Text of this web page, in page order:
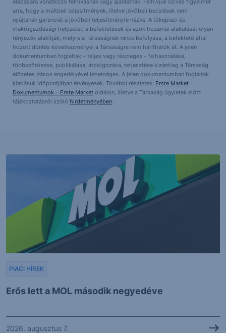
eladására vonatkozó felhívásnak vagy ajánlatnak. Felhívjuk szíves figyelmét
arra, hogy a múltbeli teljesítmények, illetve jövőbeli becslések nem
nyújtanak garanciát a jövőbeli teljesítményre nézve. A tőkepiaci és
makrogazdasági helyzetet, a befektetések és azok hozamai alakulását olyan
tényezők alakítják, melyre a Társaságnak nincs befolyása, a befektető által
hozott döntés következményei a Társaságra nem háríthatók át. A jelen
dokumentumban foglaltak – teljes vagy részleges – felhasználása,
többszörözése, publikálása, átdolgozása, terjesztése kizárólag a Társaság
előzetes írásos engedélyével lehetséges. A jelen dokumentumban foglaltak
kiadásuk időpontjában érvényesek. További részletek: Erste Market
Dokumentumok – Erste Marketoldalon, illetve a Társaság ügyletek előtti
tájékoztatásról szóló hirdetményében.
Erős lett a MOL második negyedéve
PIACI HÍREK
2026. augusztus 7.